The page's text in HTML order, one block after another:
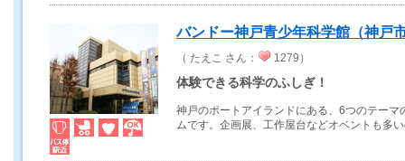
バンドー神戸青少年科学館（神戸
（ たえこ さん： 1279）
体験できる科学のふしぎ！
神戸のポートアイランドにある、6つのテー
ムです。企画展、工作屋台などオベントも多